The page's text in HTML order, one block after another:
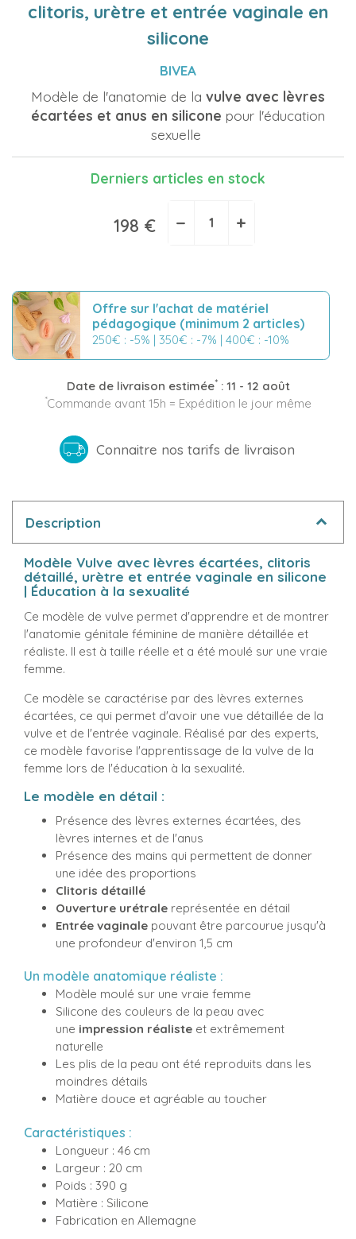
clitoris, urètre et entrée vaginale en
silicone
BIVEA
Modèle de l'anatomie de la vulve avec lèvres
écartées et anus en silicone pour l'éducation
sexuelle
Derniers articles en stock
198 € − +
Offre sur l'achat de matériel
pédagogique (minimum 2 articles)
250€ : -5% | 350€ : -7% | 400€ : -10%
Date de livraison estimée*: 11 - 12 août
*Commande avant 15h = Expédition le jour même
Connaitre nos tarifs de livraison
Description
Modèle Vulve avec lèvres écartées, clitoris
détaillé, urètre et entrée vaginale en silicone
| Éducation à la sexualité
Ce modèle de vulve permet d'apprendre et de montrer
l'anatomie génitale féminine de manière détaillée et
réaliste. Il est à taille réelle et a été moulé sur une vraie
femme.
Ce modèle se caractérise par des lèvres externes
écartées, ce qui permet d'avoir une vue détaillée de la
vulve et de l'entrée vaginale. Réalisé par des experts,
ce modèle favorise l'apprentissage de la vulve de la
femme lors de l'éducation à la sexualité.
Le modèle en détail :
Présence des lèvres externes écartées, des
lèvres internes et de l'anus
Présence des mains qui permettent de donner
une idée des proportions
Clitoris détaillé
Ouverture urétrale représentée en détail
Entrée vaginale pouvant être parcourue jusqu'à
une profondeur d'environ 1,5 cm
Un modèle anatomique réaliste :
Modèle moulé sur une vraie femme
Silicone des couleurs de la peau avec
une impression réaliste et extrêmement
naturelle
Les plis de la peau ont été reproduits dans les
moindres détails
Matière douce et agréable au toucher
Caractéristiques :
Longueur : 46 cm
Largeur : 20 cm
Poids : 390 g
Matière : Silicone
Fabrication en Allemagne